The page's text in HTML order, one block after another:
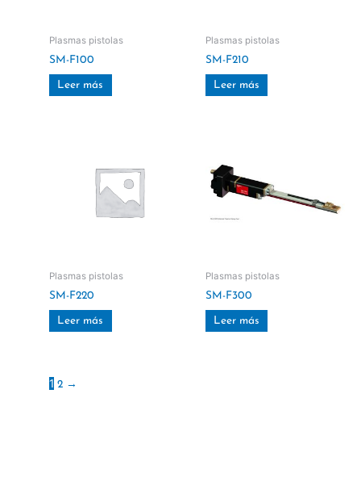
Plasmas pistolas
SM-F100
Leer más
Plasmas pistolas
SM-F210
Leer más
Plasmas pistolas
SM-F220
Leer más
Plasmas pistolas
SM-F300
Leer más
1 2 →